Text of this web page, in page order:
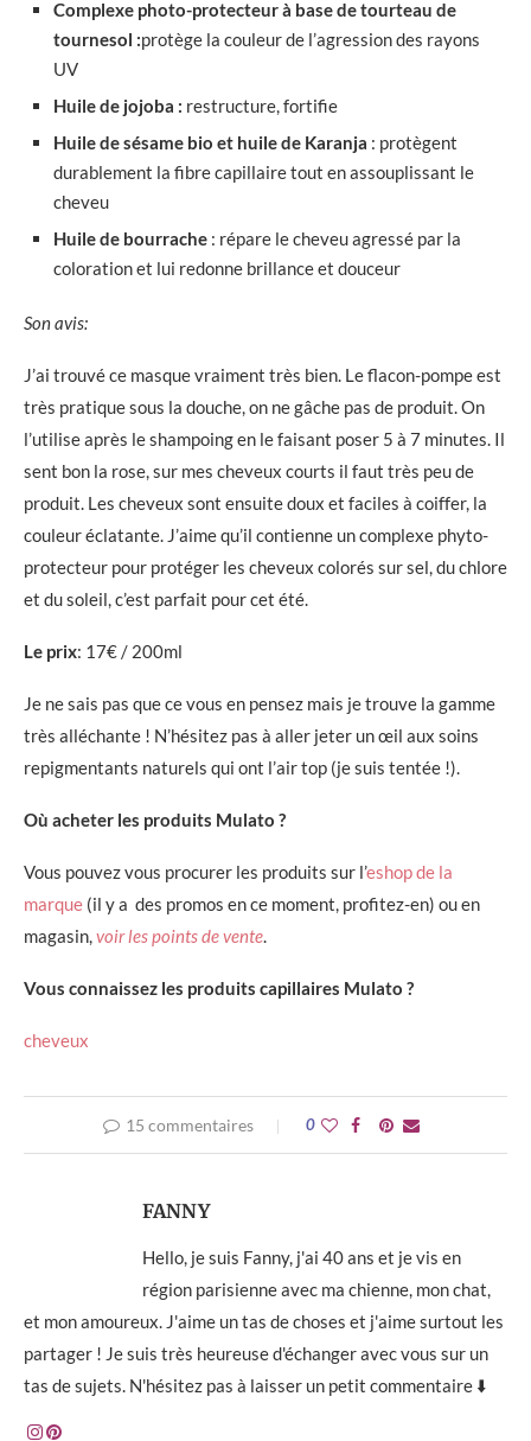
Complexe photo-protecteur à base de tourteau de
tournesol :protège la couleur de l’agression des rayons
UV
Huile de jojoba : restructure, fortifie
Huile de sésame bio et huile de Karanja : protègent
durablement la fibre capillaire tout en assouplissant le
cheveu
Huile de bourrache : répare le cheveu agressé par la
coloration et lui redonne brillance et douceur
Son avis:
J’ai trouvé ce masque vraiment très bien. Le flacon-pompe est
très pratique sous la douche, on ne gâche pas de produit. On
l’utilise après le shampoing en le faisant poser 5 à 7 minutes. Il
sent bon la rose, sur mes cheveux courts il faut très peu de
produit. Les cheveux sont ensuite doux et faciles à coiffer, la
couleur éclatante. J’aime qu’il contienne un complexe phyto-
protecteur pour protéger les cheveux colorés sur sel, du chlore
et du soleil, c’est parfait pour cet été.
Le prix: 17€ / 200ml
Je ne sais pas que ce vous en pensez mais je trouve la gamme
très alléchante ! N’hésitez pas à aller jeter un œil aux soins
repigmentants naturels qui ont l’air top (je suis tentée !).
Où acheter les produits Mulato ?
Vous pouvez vous procurer les produits sur l’eshop de la
marque (il y a des promos en ce moment, profitez-en) ou en
magasin,voir les points de vente.
Vous connaissez les produits capillaires Mulato ?
cheveux
15 commentaires 0
FANNY
Hello, je suis Fanny, j'ai 40 ans et je vis en
région parisienne avec ma chienne, mon chat,
et mon amoureux. J'aime un tas de choses et j'aime surtout les
partager ! Je suis très heureuse d'échanger avec vous sur un
tas de sujets. N'hésitez pas à laisser un petit commentaire ⬇️